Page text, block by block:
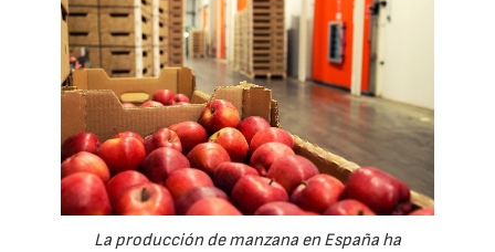
La producción de manzana en España ha